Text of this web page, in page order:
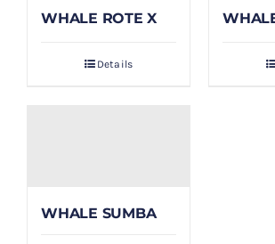
WHALE ROTE X
Details
WHALE SUMBA